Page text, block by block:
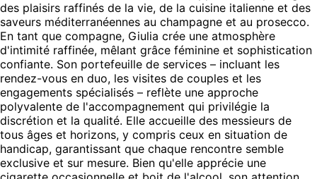
des plaisirs raffinés de la vie, de la cuisine italienne et des
saveurs méditerranéennes au champagne et au prosecco.
En tant que compagne, Giulia crée une atmosphère
d'intimité raffinée, mêlant grâce féminine et sophistication
confiante. Son portefeuille de services – incluant les
rendez-vous en duo, les visites de couples et les
engagements spécialisés – reflète une approche
polyvalente de l'accompagnement qui privilégie la
discrétion et la qualité. Elle accueille des messieurs de
tous âges et horizons, y compris ceux en situation de
handicap, garantissant que chaque rencontre semble
exclusive et sur mesure. Bien qu'elle apprécie une